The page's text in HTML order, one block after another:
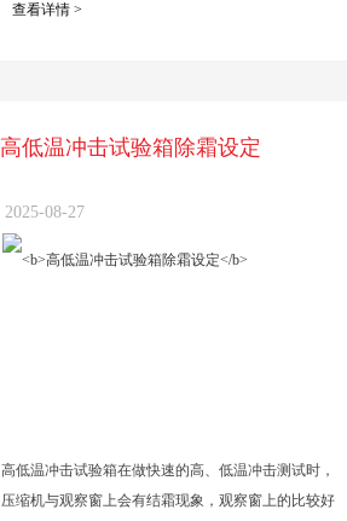
查看详情 >
高低温冲击试验箱除霜设定
2025-08-27
高低温冲击试验箱在做快速的高、低温冲击测试时，
压缩机与观察窗上会有结霜现象，观察窗上的比较好